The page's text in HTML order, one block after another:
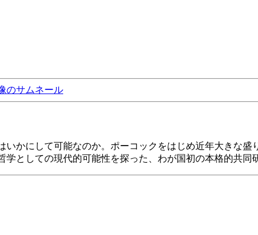
いかにして可能なのか。ポーコックをはじめ近年大きな
としての現代的可能性を探った、わが国初の本格的共同